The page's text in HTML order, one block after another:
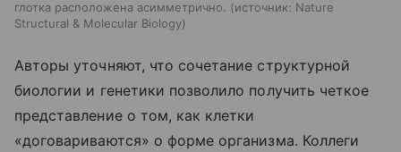
глотка расположена асимметрично.
источник: Nature
Structural & Molecular Biology
Авторы уточняют, что сочетание структурной
биологии и генетики позволило получить четкое
представление о том, как клетки
«договариваются» о форме организма. Коллеги